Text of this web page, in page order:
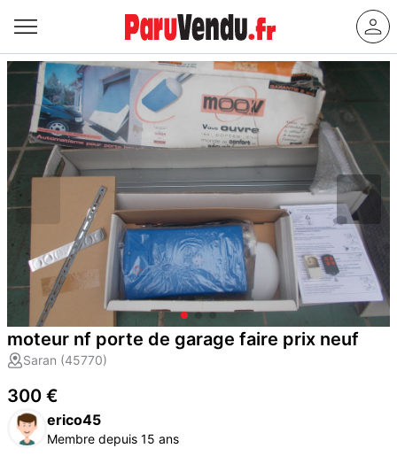
moteur nf porte de garage faire prix neuf
Saran (45770)
300 €
erico45
Membre depuis 15 ans